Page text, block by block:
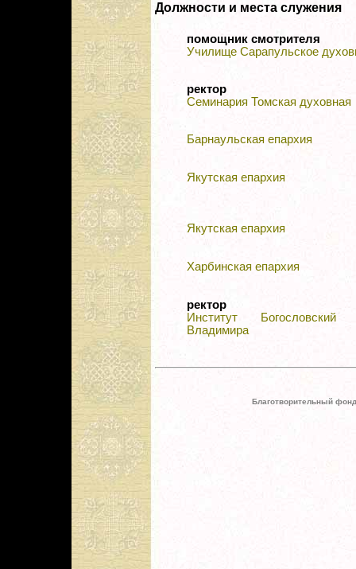
Должности и места служения
помощник смотрителя
Училище Сарапульское
ректор
Семинария Томская духовная
Барнаульская епархия
Якутская епархия
Якутская епархия
Харбинская епархия
ректор
Институт Богословский
Владимира
Благотворительный